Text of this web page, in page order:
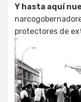
Y hasta aquí
protectores de